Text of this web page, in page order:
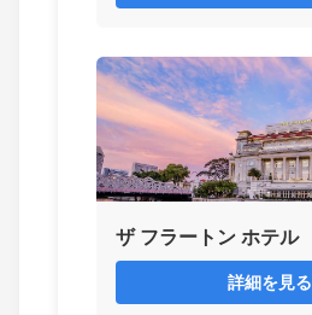
ザ フラートン ホテル
詳細を見る